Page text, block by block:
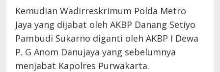
Kemudian Wadirreskrimum Polda Metro
Jaya yang dijabat oleh AKBP Danang Setiyo
Pambudi Sukarno diganti oleh AKBP I Dewa
P. G Anom Danujaya yang sebelumnya
menjabat Kapolres Purwakarta.